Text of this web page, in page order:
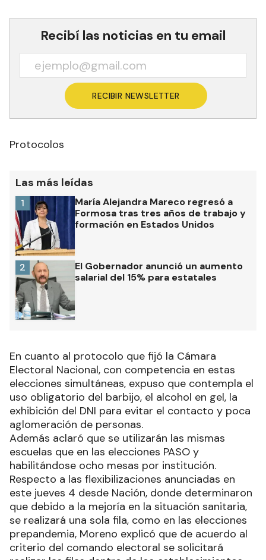
Recibí las noticias en tu email
RECIBIR NEWSLETTER
Protocolos
Las más leídas
María Alejandra Mareco regresó a
Formosa tras tres años de trabajo y
formación en Estados Unidos
1
El Gobernador anunció un aumento
salarial del 15% para estatales
2
En cuanto al protocolo que fijó la Cámara
Electoral Nacional, con competencia en estas
elecciones simultáneas, expuso que contempla el
uso obligatorio del barbijo, el alcohol en gel, la
exhibición del DNI para evitar el contacto y poca
aglomeración de personas.
Además aclaró que se utilizarán las mismas
escuelas que en las elecciones PASO y
habilitándose ocho mesas por institución.
Respecto a las flexibilizaciones anunciadas en
este jueves 4 desde Nación, donde determinaron
que debido a la mejoría en la situación sanitaria,
se realizará una sola fila, como en las elecciones
prepandemia, Moreno explicó que de acuerdo al
criterio del comando electoral se solicitará